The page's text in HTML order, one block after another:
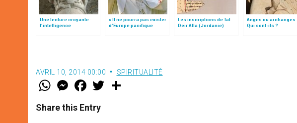
Une lecture croyante :
l’intelligence
« Il ne pourra pas exister
d’Europe pacifique
Les inscriptions de Tal
Deir Alla (Jordanie)
Anges ou archanges
Qui sont-ils ?
AVRIL 10, 2014 00:00 SPIRITUALITÉ
W
t
s
M
e
s
e
F
a
e
b
w
Share this Entry